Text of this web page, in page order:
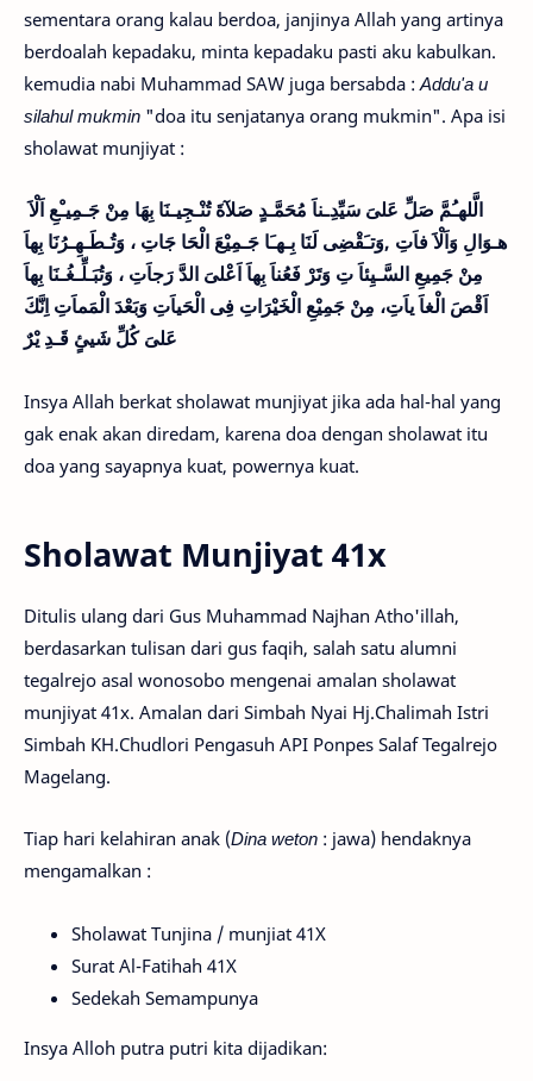
sementara orang kalau berdoa, janjinya Allah yang artinya
berdoalah kepadaku, minta kepadaku pasti aku kabulkan.
kemudia nabi Muhammad SAW juga bersabda : Addu'a u
silahul mukmin "doa itu senjatanya orang mukmin". Apa isi
sholawat munjiyat :
الَّلهـُمَّ صَلِّ عَلىَ سَيِّدِـناَ مُحَمَّـدٍ صَلآةَ تُنْـجِيـنَا بِهَا مِنْ جَـمِيـْعِ اَلْاَ
هـوَالِ وَاَلْاَ فاَتِ ,وَتـَقْضِى لَنَا بِـهـَا جَـمِيْعَ الْحَا جَاتِ ، وَتُـطَـهِـرُنَا بِهاَ
مِنْ جَمِيعِ السَّـيِئاَ تِ وَتَرْ فَعُناَ بِهاَ اَعْلىَ الدَّ رَجاَتِ ، وَتُبَـلِّـغُـنَا بِهاَ
اَقْصَ الْغاَ ياَتِ، مِنْ جَمِيْعِ الْخَيْرَاتِ فِى الْحَياَتِ وَبَعْدَ الْمَماَتِ اِنَّكَ
عَلىَ كُلِّ شَيئٍ قَـدِ يْرٌ
Insya Allah berkat sholawat munjiyat jika ada hal-hal yang
gak enak akan diredam, karena doa dengan sholawat itu
doa yang sayapnya kuat, powernya kuat.
Sholawat Munjiyat 41x
Ditulis ulang dari Gus Muhammad Najhan Atho'illah,
berdasarkan tulisan dari gus faqih, salah satu alumni
tegalrejo asal wonosobo mengenai amalan sholawat
munjiyat 41x. Amalan dari Simbah Nyai Hj.Chalimah Istri
Simbah KH.Chudlori Pengasuh API Ponpes Salaf Tegalrejo
Magelang.
Tiap hari kelahiran anak (Dina weton : jawa) hendaknya
mengamalkan :
Sholawat Tunjina / munjiat 41X
Surat Al-Fatihah 41X
Sedekah Semampunya
Insya Alloh putra putri kita dijadikan: